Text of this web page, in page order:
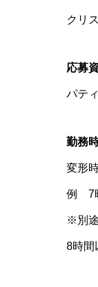
クリ
応募
パテ
勤務
変形
例 7
※別
8時間